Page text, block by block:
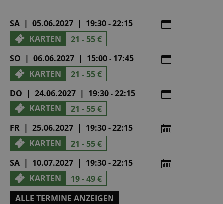
SA | 05.06.2027 | 19:30 - 22:15
KARTEN
21 - 55 €
SO | 06.06.2027 | 15:00 - 17:45
KARTEN
21 - 55 €
DO | 24.06.2027 | 19:30 - 22:15
KARTEN
21 - 55 €
FR | 25.06.2027 | 19:30 - 22:15
KARTEN
21 - 55 €
SA | 10.07.2027 | 19:30 - 22:15
KARTEN
19 - 49 €
ALLE TERMINE ANZEIGEN